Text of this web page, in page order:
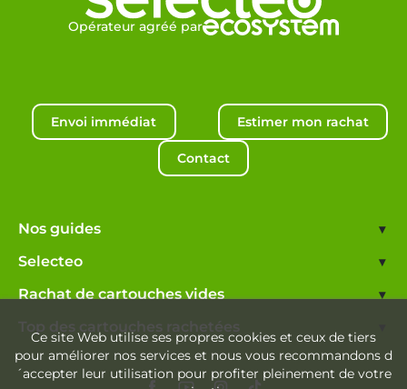
Opérateur agréé par
Envoi immédiat Estimer mon rachat
Contact
Nos guides ▾
Selecteo ▾
Rachat de cartouches vides ▾
Top des cartouches rachetées
Ce site Web utilise ses propres cookies et ceux de tiers
pour améliorer nos services et nous vous recommandons d
´accepter leur utilisation pour profiter pleinement de votre